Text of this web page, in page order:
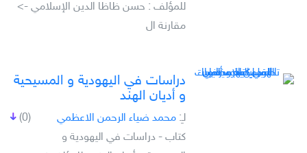
للمؤلف : حسن ظاظا الدين الإسلامي ->
مقارنة ال
دراسات في اليهودية و المسيحية
و أديان الهند
(0) لـِ: محمد ضياء الرحمن الاعظمي
كتاب - دراسات في اليهودية و